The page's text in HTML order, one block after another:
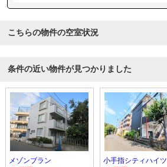
こちらの物件の空室状況
条件の近い物件が見つかりました
メゾンブラン
小手指シティハイツ